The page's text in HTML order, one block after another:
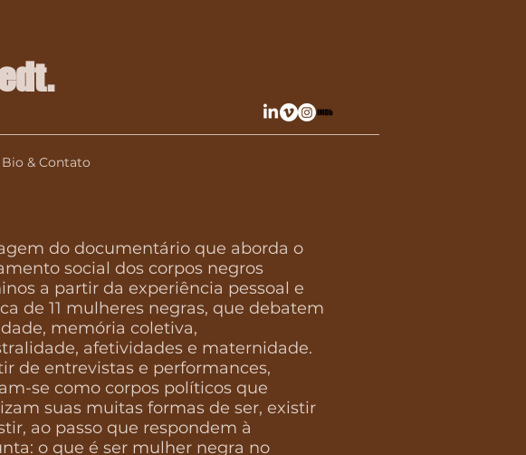
Bio & Contato
do documentário que aborda o
social dos corpos negros
a partir da experiência pessoal e
de 11 mulheres negras, que debatem
memória coletiva,
afetividades e maternidade.
de entrevistas e performances,
se como corpos políticos que
suas muitas formas de ser, existir
ao passo que respondem à
o que é ser mulher negra no